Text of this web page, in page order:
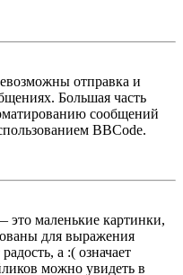
отправка и
Большая часть
сообщений
BBCode.
маленькие картинки,
для выражения
а :( означает
можно увидеть в